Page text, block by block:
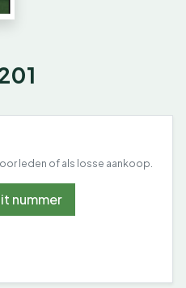
leden of als losse aankoop.
nummer